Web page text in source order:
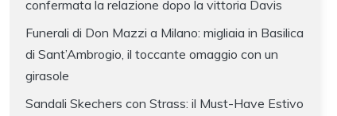
confermata la relazione dopo la vittoria Davis
Funerali di Don Mazzi a Milano: migliaia in Basilica
di Sant’Ambrogio, il toccante omaggio con un
girasole
Sandali Skechers con Strass: il Must-Have Estivo